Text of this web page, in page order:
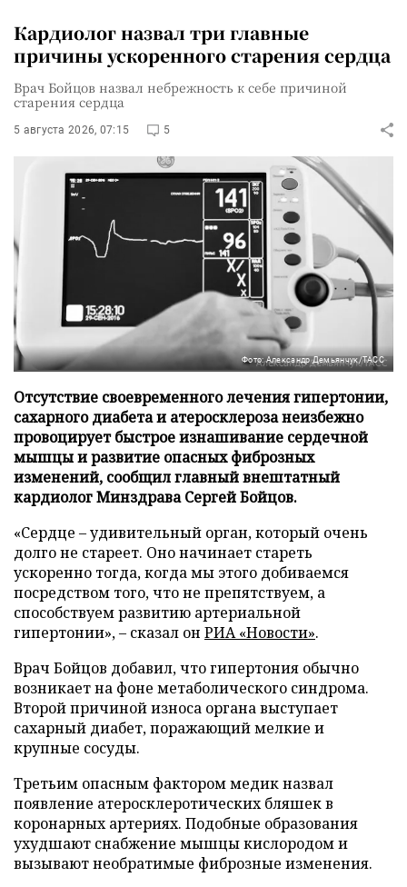
Кардиолог назвал три главные
причины ускоренного старения сердца
Врач Бойцов назвал небрежность к себе причиной
старения сердца
5 августа 2026, 07:15 5
Фото: Александр Демьянчук/ТАСС
Отсутствие своевременного лечения гипертонии,
сахарного диабета и атеросклероза неизбежно
провоцирует быстрое изнашивание сердечной
мышцы и развитие опасных фиброзных
изменений, сообщил главный внештатный
кардиолог Минздрава Сергей Бойцов.
«Сердце – удивительный орган, который очень
долго не стареет. Оно начинает стареть
ускоренно тогда, когда мы этого добиваемся
посредством того, что не препятствуем, а
способствуем развитию артериальной
гипертонии», – сказал он РИА «Новости».
Врач Бойцов добавил, что гипертония обычно
возникает на фоне метаболического синдрома.
Второй причиной износа органа выступает
сахарный диабет, поражающий мелкие и
крупные сосуды.
Третьим опасным фактором медик назвал
появление атеросклеротических бляшек в
коронарных артериях. Подобные образования
ухудшают снабжение мышцы кислородом и
вызывают необратимые фиброзные изменения.